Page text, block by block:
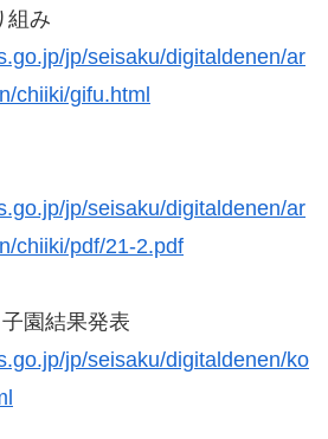
組み
jp/seisaku/digitaldenen/ar
chiiki/gifu.html
jp/seisaku/digitaldenen/ar
chiiki/pdf/21-2.pdf
園結果発表
jp/seisaku/digitaldenen/ko